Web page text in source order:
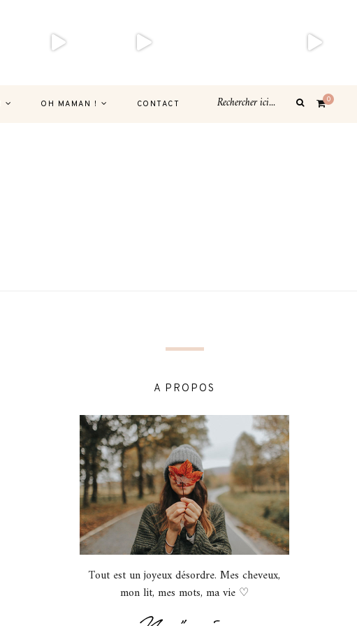
OH MAMAN ! CONTACT 0
A PROPOS
Tout est un joyeux désordre. Mes cheveux,
mon lit, mes mots, ma vie ♡